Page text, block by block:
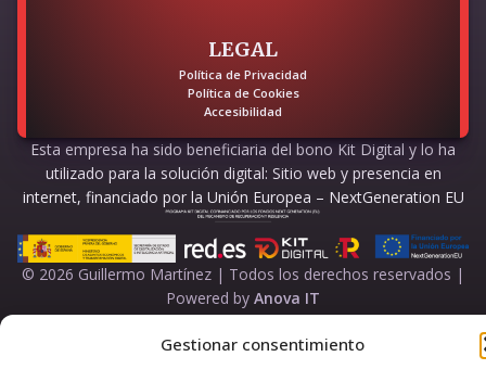
Gestionar consentimiento
LEGAL
Política de Privacidad
Política de Cookies
Accesibilidad
Esta empresa ha sido beneficiaria del bono Kit Digital y lo ha
utilizado para la solución digital: Sitio web y presencia en
internet, financiado por la Unión Europea – NextGeneration EU
© 2026 Guillermo Martínez | Todos los derechos reservados |
Powered by Anova IT